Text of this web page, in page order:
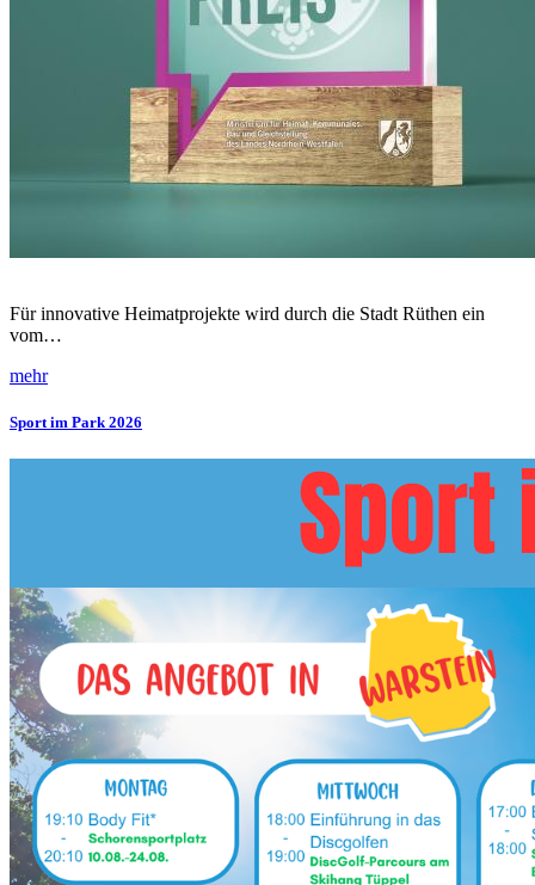
Für innovative Heimatprojekte wird durch die Stadt Rüthen ein
vom…
mehr
Sport im Park 2026